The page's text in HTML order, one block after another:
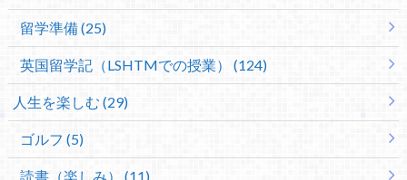
留学準備 (25)
英国留学記（LSHTMでの授業） (124)
人生を楽しむ (29)
ゴルフ (5)
読書（楽しみ） (11)